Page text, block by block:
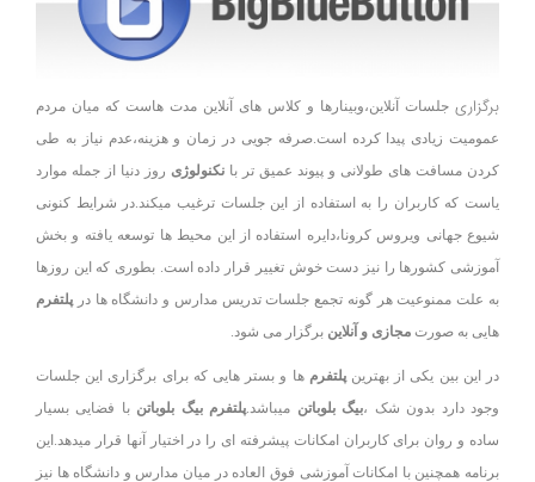
برگزاری جلسات آنلاین،وبینارها و کلاس های آنلاین مدت هاست که میان مردم
عمومیت زیادی پیدا کرده است.صرفه جویی در زمان و هزینه،عدم نیاز به طی
کردن مسافت های طولانی و پیوند عمیق تر با نکنولوژی روز دنیا از جمله موارد
یاست که کاربران را به استفاده از این جلسات ترغیب میکند.در شرایط کنونی
شیوع جهانی ویروس کرونا،دایره استفاده از این محیط ها توسعه یافته و بخش
آموزشی کشورها را نیز دست خوش تغییر قرار داده است. بطوری که این روزها
به علت ممنوعیت هر گونه تجمع جلسات تدریس مدارس و دانشگاه ها در پلتفرم
هایی به صورت مجازی و آنلاین برگزار می شود.
در این بین یکی از بهترینپلتفرم ها و بستر هایی که برای برگزاری این جلسات
وجود دارد بدون شک ،بیگ بلوباتن میباشد. پلتفرم بیگ بلوباتن با فضایی بسیار
ساده و روان برای کاربران امکانات پیشرفته ای را در اختیار آنها قرار میدهد.این
برنامه همچنین با امکانات آموزشی فوق العاده در میان مدارس و دانشگاه ها نیز